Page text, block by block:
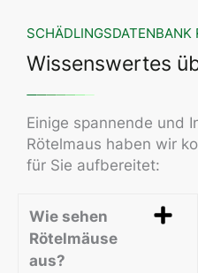
SCHÄDLINGSDATENBANK
Wissenswertes
Einige spannende und
Rötelmaus haben wir
für Sie aufbereitet:
Wie sehen
Rötelmäuse
aus?